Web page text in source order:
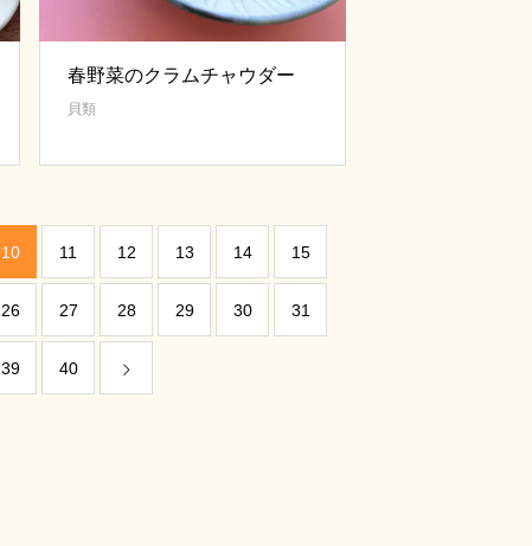
春野菜のクラムチャウダー
貝類
10 11 12 13 14 15
26 27 28 29 30 31
39 40